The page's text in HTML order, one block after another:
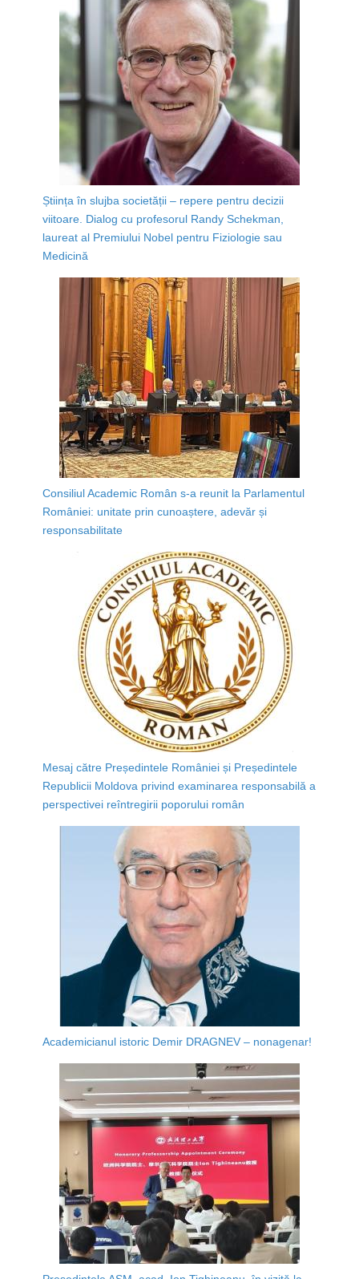
Știința în slujba societății – repere pentru decizii
viitoare. Dialog cu profesorul Randy Schekman,
laureat al Premiului Nobel pentru Fiziologie sau
Medicină
Consiliul Academic Român s-a reunit la Parlamentul
României: unitate prin cunoaștere, adevăr și
responsabilitate
Mesaj către Președintele României și Președintele
Republicii Moldova privind examinarea responsabilă a
perspectivei reîntregirii poporului român
Academicianul istoric Demir DRAGNEV – nonagenar!